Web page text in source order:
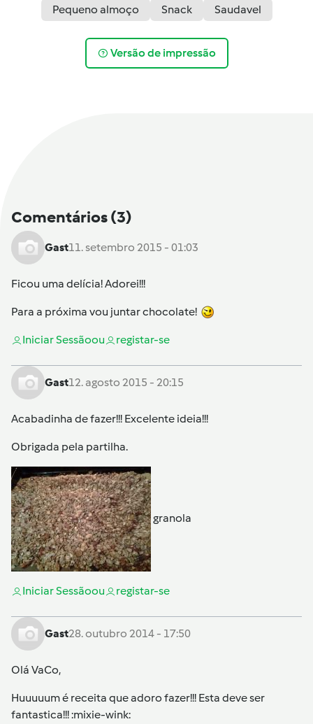
Pequeno almoço Snack Saudavel
Versão de impressão
Comentários(3)
Gast11. setembro 2015 - 01:03
Ficou uma delícia! Adorei!!!
Para a próxima vou juntar chocolate!
Iniciar Sessãoou registar-se
Gast12. agosto 2015 - 20:15
Acabadinha de fazer!!! Excelente ideia!!!
Obrigada pela partilha.
granola
Iniciar Sessãoou registar-se
Gast28. outubro 2014 - 17:50
Olá VaCo,
Huuuuum é receita que adoro fazer!!! Esta deve ser
fantastica!!! :mixie-wink: